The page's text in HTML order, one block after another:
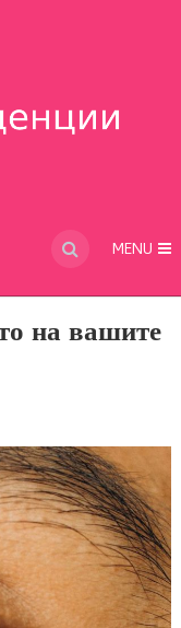
MENU
на вашите